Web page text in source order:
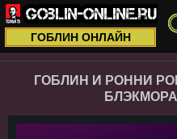
ГОБЛИН ОНЛАЙН
ГОБЛИН И РОННИ
БЛЭКМОРА